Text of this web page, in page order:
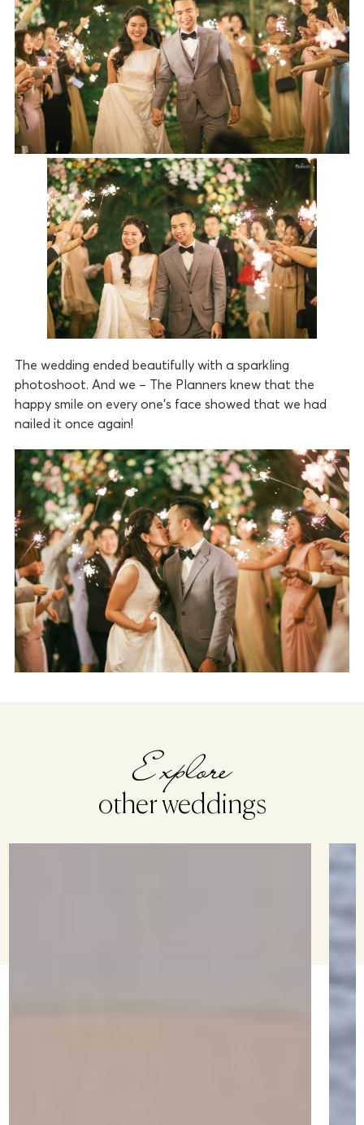
The wedding ended beautifully with a sparkling
photoshoot. And we – The Planners knew that the
happy smile on every one’s face showed that we had
nailed it once again!
Explore
other weddings